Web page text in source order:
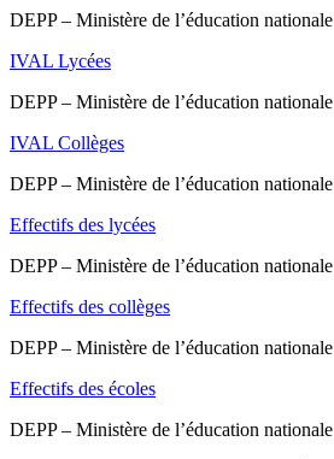
DEPP – Ministère de l’éducation nationale
IVAL Lycées
DEPP – Ministère de l’éducation nationale
IVAL Collèges
DEPP – Ministère de l’éducation nationale
Effectifs des lycées
DEPP – Ministère de l’éducation nationale
Effectifs des collèges
DEPP – Ministère de l’éducation nationale
Effectifs des écoles
DEPP – Ministère de l’éducation nationale